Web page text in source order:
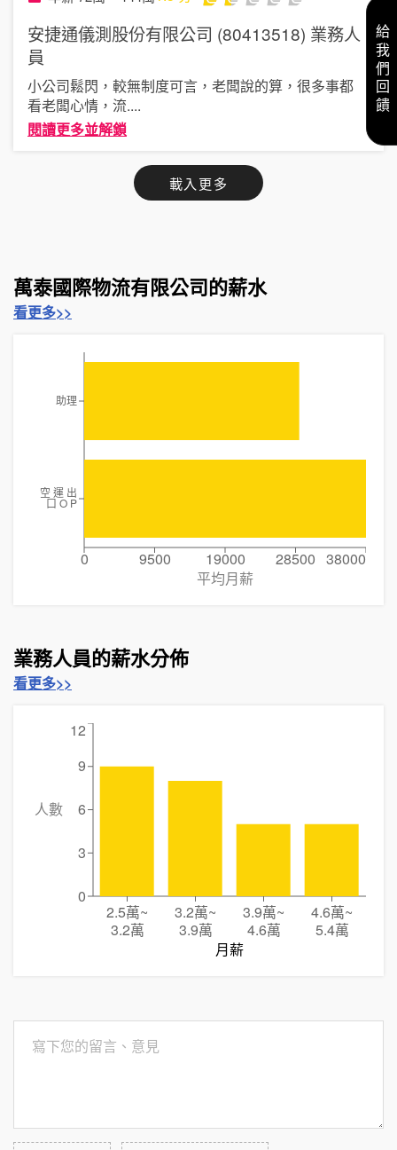
安捷通儀測股份有限公司 (80413518) 業務人
員
小公司鬆閃，較無制度可言，老闆說的算，很多事都
看老闆心情，流....
閱讀更多並解鎖
載入更多
萬泰國際物流有限公司的薪水
看更多>>
0 9500 19000 28500 38000
平均月薪
助理
空 運 出
口 O P
業務人員的薪水分佈
看更多>>
2.5萬~
3.2萬
3.2萬~
3.9萬
3.9萬~
4.6萬
4.6萬~
5.4萬
月薪
0
3
6
9
12
人數
給我們回饋